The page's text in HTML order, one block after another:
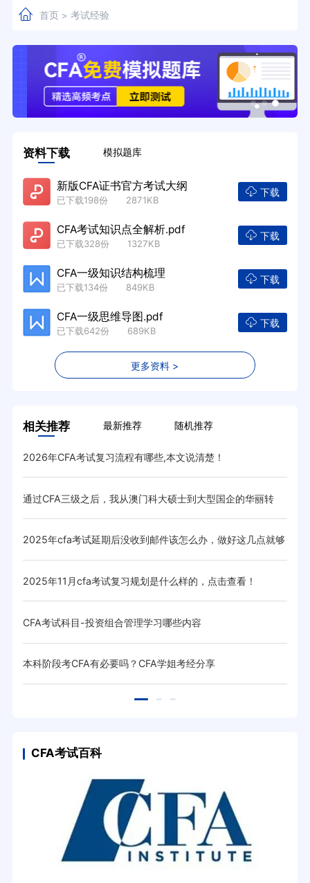
首页> 考试经验
资料下载 模拟题库
新版CFA证书官方考试大纲
已下载198份 2871KB
下载
CFA考试知识点全解析.pdf
已下载328份 1327KB
下载
CFA一级知识结构梳理
已下载134份 849KB
下载
CFA一级思维导图.pdf
已下载642份 689KB
下载
更多资料 >
相关推荐 最新推荐 随机推荐
2026年CFA考试复习流程有哪些,本文说清楚！
通过CFA三级之后，我从澳门科大硕士到大型国企的华丽转
变！
2025年cfa考试延期后没收到邮件该怎么办，做好这几点就够
了！
2025年11月cfa考试复习规划是什么样的，点击查看！
CFA考试科目-投资组合管理学习哪些内容
本科阶段考CFA有必要吗？CFA学姐考经分享
CFA考试百科